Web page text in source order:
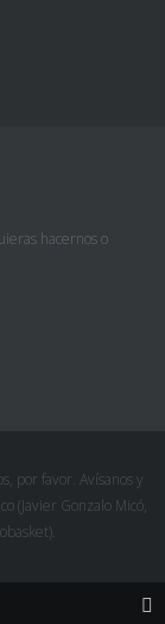
hacernos o
por favor. Avísanos y
(Javier Gonzalo Micó,